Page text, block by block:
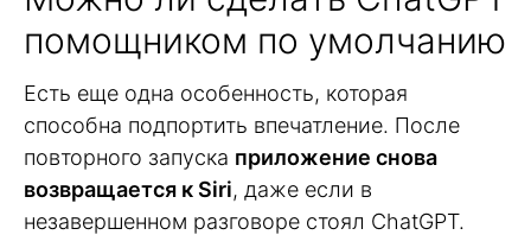
помощником по умолчанию
Есть еще одна особенность, которая
способна подпортить впечатление. После
повторного запуска приложение снова
возвращается к Siri, даже если в
незавершенном разговоре стоял ChatGPT.